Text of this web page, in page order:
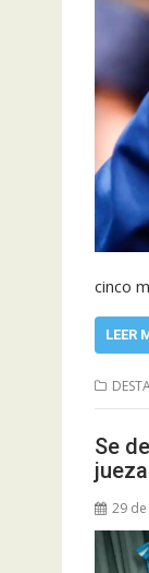
cinco
LEER
Se
29